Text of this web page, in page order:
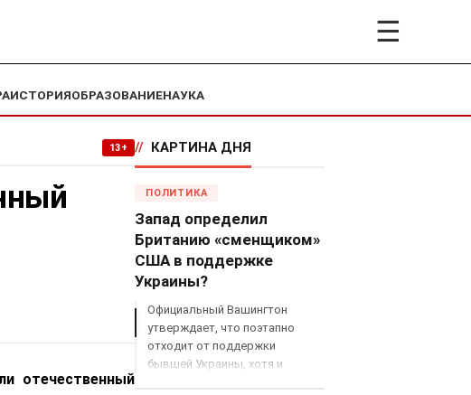
☰
ИСТОРИЯОБРАЗОВАНИЕНАУКА
13+
отечественный
// КАРТИНА ДНЯ
ПОЛИТИКА
Запад определил
Британию «сменщиком»
США в поддержке
Украины?
Официальный Вашингтон
утверждает, что поэтапно
отходит от поддержки
бывшей Украины, хотя и